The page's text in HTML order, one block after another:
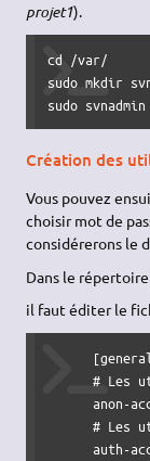
projet1).
cd /var/
sudo mkdir
sudo
Création des
Vous pouvez
choisir mot de
considérerons le
Dans le
il faut éditer le
# Les
anon-
# Les
auth-